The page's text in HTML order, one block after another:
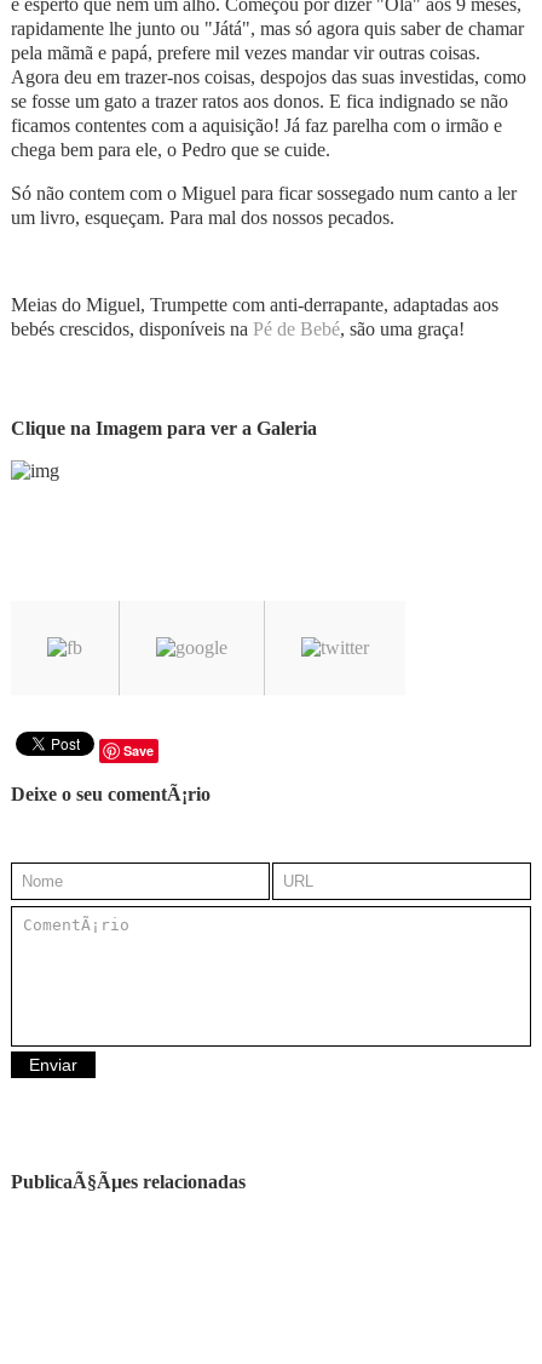
é esperto que nem um alho. Começou por dizer "Olá" aos 9 meses,
rapidamente lhe junto ou "Játá", mas só agora quis saber de chamar
pela mãmã e papá, prefere mil vezes mandar vir outras coisas.
Agora deu em trazer-nos coisas, despojos das suas investidas, como
se fosse um gato a trazer ratos aos donos. E fica indignado se não
ficamos contentes com a aquisição! Já faz parelha com o irmão e
chega bem para ele, o Pedro que se cuide.
Só não contem com o Miguel para ficar sossegado num canto a ler
um livro, esqueçam. Para mal dos nossos pecados.
Meias do Miguel, Trumpette com anti-derrapante, adaptadas aos
bebés crescidos, disponíveis na Pé de Bebé, são uma graça!
Clique na Imagem para ver a Galeria
Save
Deixe o seu comentÃ¡rio
PublicaÃ§Ãµes relacionadas